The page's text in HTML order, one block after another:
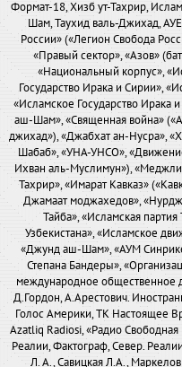
Формат-18, Хизб ут-Тахрир,
Шам, Таухид валь-Джихад,
России» («Легион Свобода
«Правый сектор», «Азов»
«Национальный корпус»,
Государство Ирака и Сирии»,
«Исламское Государство
аш-Шам», «Священная война»
джихад»), «Джабхат ан-Нусра»,
Шабаб», «УНА-УНСО»,
Ихван аль-Муслимун»),
Тахрир», «Имарат Кавказ»
Джамаат моджахедов»,
Тайба», «Исламская
Узбекистана», «Исламское
«Джунд аш-Шам», «АУМ
Степана Бандеры»,
международное общественное
Д.Гордон, А.Арестович.
Голос Америки, ТК Настоящее
Azatliq Radiosi, «Радио
Реалии, Фактограф, Север.
Л. А., Савицкая Л.А.,